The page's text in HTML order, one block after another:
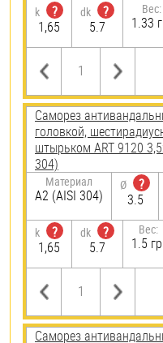
k
?
1,65
dk
?
5.7
Вес:
1.33
Саморез
головкой,
штырьком ART 9120
304)
Материал
А2 (AISI 304)
Ø
?
3.5
k
?
1,65
dk
?
5.7
Вес:
1.5
Саморез